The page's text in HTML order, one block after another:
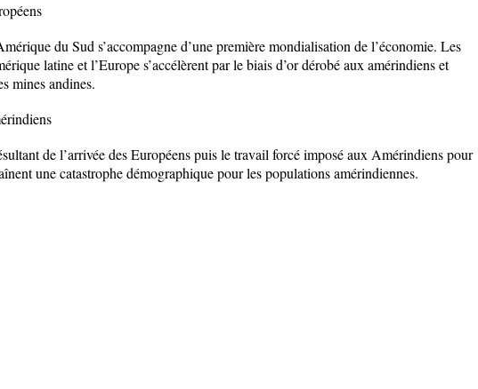
du Sud s’accompagne d’une première mondialisation de l’économie. Les
latine et l’Europe s’accélèrent par le biais d’or dérobé aux amérindiens et
mines andines.
de l’arrivée des Européens puis le travail forcé imposé aux Amérindiens pour
une catastrophe démographique pour les populations amérindiennes.